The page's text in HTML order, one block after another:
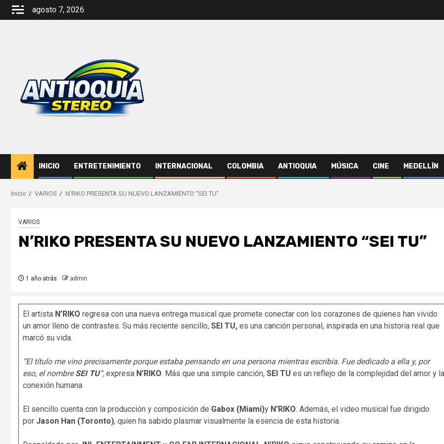
Saltar
agosto 7, 2026
INICIO ENTRETENIMIENTO INTERNACIONAL COLOMBIA ANTIOQUIA MÚSICA CINE MEDELLÍN
Inicio VARIOS N’RIKO PRESENTA SU NUEVO LANZAMIENTO “SEI TU”
VARIOS
N’RIKO PRESENTA SU NUEVO LANZAMIENTO “SEI TU”
1 año atrás admin
El artista N’RIKO regresa con una nueva entrega musical que promete conectar con los corazones de quienes han vivido
un amor lleno de contrastes. Su más reciente sencillo, SEI TU, es una canción personal, inspirada en una historia real que
marcó su vida.
“El título me vino precisamente porque estaba pensando en una persona mientras escribía. Fue dedicado a ella y, por
eso, el nombreSEI TU“, expresa N’RIKO. Más que una simple canción, SEI TU es un reflejo de la complejidad del amor y la
conexión humana.
El sencillo cuenta con la producción y composición de Gabox (Miami)y N’RIKO. Además, el video musical fue dirigido
por Jason Han (Toronto), quien ha sabido plasmar visualmente la esencia de esta historia.